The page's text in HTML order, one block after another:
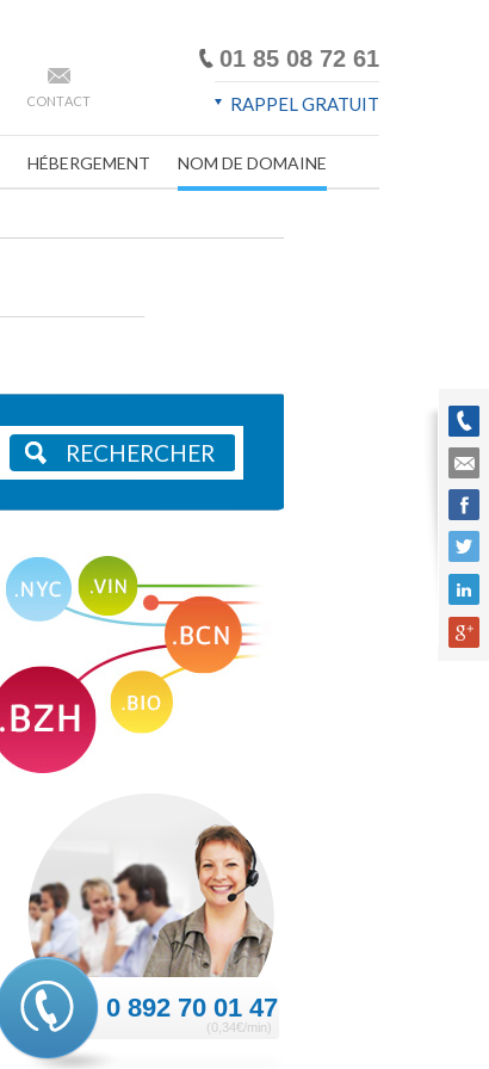
CONTACT
01 85 08 72 61
RAPPEL GRATUIT
HÉBERGEMENT NOM DE DOMAINE
0 892 70 01 47
(0,34€/min)